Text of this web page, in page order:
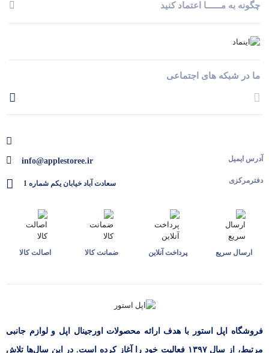
چگونه به مــــــا اعتماد کنید
ما در شبکه های اجتماعی
آدرس ایمیل
دفترمرکزی
info@applestoree.ir
سعادت آباد خیابان یکم شماره 1
ارسال سریع پرداخت آنلاین ضمانت کالا اصالت کالا
فروشگاه اپل استور با هدف ارائه‌ محصولات اورجینال اپل و لوازم جانبی
مرتبط، از سال ۱۳۹۷ فعالیت خود را آغاز کرده است. در این سال‌ها تلاش